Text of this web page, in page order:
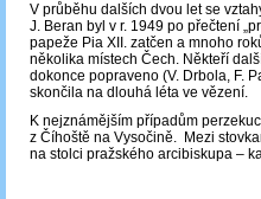
V průběhu dalších dvou let se
J. Beran byl v r. 1949 po přečtení
papeže Pia XII. zatčen a mnoho
několika místech Čech. Někteří
dokonce popraveno (V. Drbola, F.
skončila na dlouhá léta ve vězení.
K nejznámějším případům
z Číhoště na Vysočině. Mezi
na stolci pražského arcibiskupa –